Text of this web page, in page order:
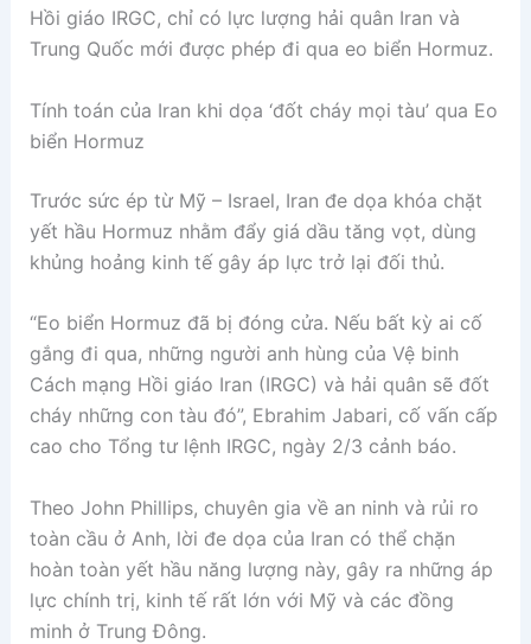
Hồi giáo IRGC, chỉ có lực lượng hải quân Iran và
Trung Quốc mới được phép đi qua eo biển Hormuz.
Tính toán của Iran khi dọa ‘đốt cháy mọi tàu’ qua Eo
biển Hormuz
Trước sức ép từ Mỹ – Israel, Iran đe dọa khóa chặt
yết hầu Hormuz nhằm đẩy giá dầu tăng vọt, dùng
khủng hoảng kinh tế gây áp lực trở lại đối thủ.
“Eo biển Hormuz đã bị đóng cửa. Nếu bất kỳ ai cố
gắng đi qua, những người anh hùng của Vệ binh
Cách mạng Hồi giáo Iran (IRGC) và hải quân sẽ đốt
cháy những con tàu đó”, Ebrahim Jabari, cố vấn cấp
cao cho Tổng tư lệnh IRGC, ngày 2/3 cảnh báo.
Theo John Phillips, chuyên gia về an ninh và rủi ro
toàn cầu ở Anh, lời đe dọa của Iran có thể chặn
hoàn toàn yết hầu năng lượng này, gây ra những áp
lực chính trị, kinh tế rất lớn với Mỹ và các đồng
minh ở Trung Đông.